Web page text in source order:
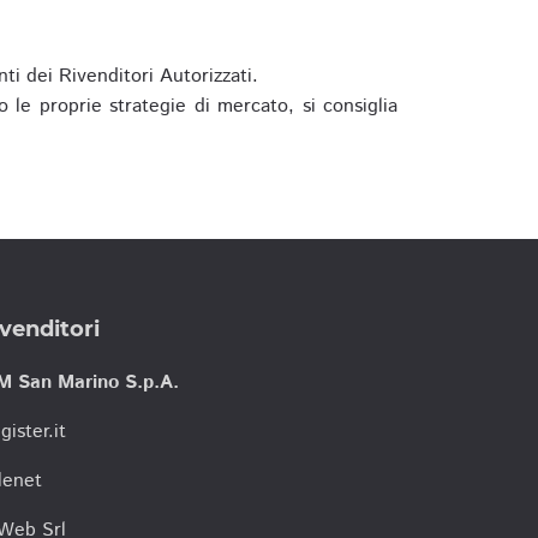
dei Rivenditori Autorizzati.
le proprie strategie di mercato, si consiglia
San Marino S.p.A.
Srl